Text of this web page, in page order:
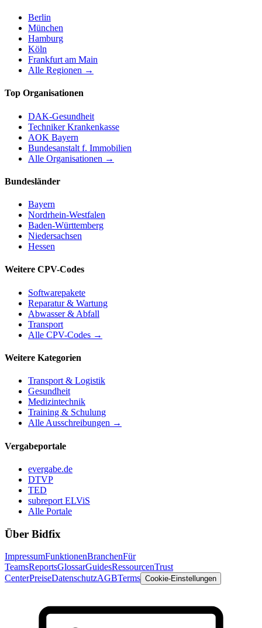
Berlin
München
Hamburg
Köln
Frankfurt am Main
Alle Regionen →
Top Organisationen
DAK-Gesundheit
Techniker Krankenkasse
AOK Bayern
Bundesanstalt f. Immobilien
Alle Organisationen →
Bundesländer
Bayern
Nordrhein-Westfalen
Baden-Württemberg
Niedersachsen
Hessen
Weitere CPV-Codes
Softwarepakete
Reparatur & Wartung
Abwasser & Abfall
Transport
Alle CPV-Codes →
Weitere Kategorien
Transport & Logistik
Gesundheit
Medizintechnik
Training & Schulung
Alle Ausschreibungen →
Vergabeportale
evergabe.de
DTVP
TED
subreport ELViS
Alle Portale
Über Bidfix
ImpressumFunktionenBranchenFür
TeamsReportsGlossarGuidesRessourcenTrust
CenterPreiseDatenschutzAGBTerms Cookie-Einstellungen